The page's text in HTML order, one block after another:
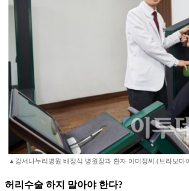
▲강서나누리병원 배정식 병원장과 환자 이미정씨.(브라보마
허리수술 하지 말아야 한다?